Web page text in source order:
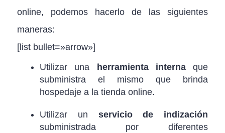
online, podemos hacerlo de las siguientes
maneras:
[list bullet=»arrow»]
Utilizar una herramienta internaque
subministra el mismo que brinda
hospedaje a la tienda online.
Utilizar un servicio de indización
subministrada por diferentes